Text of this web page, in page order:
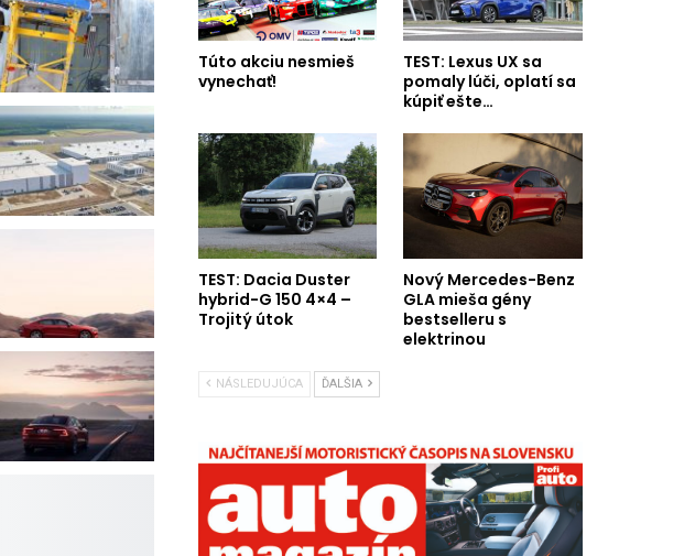
Túto akciu nesmieš
vynechať!
TEST: Lexus UX sa
pomaly lúči, oplatí sa
kúpiť ešte…
TEST: Dacia Duster
hybrid-G 150 4×4 –
Trojitý útok
Nový Mercedes-Benz
GLA mieša gény
bestselleru s
elektrinou
NÁSLEDUJÚCA ĎALŠIA